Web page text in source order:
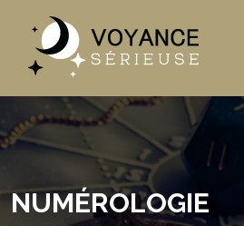
NUMÉROLOGIE